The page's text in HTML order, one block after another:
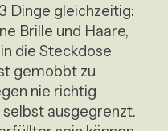
Dinge gleichzeitig:
Brille und Haare,
die Steckdose
gemobbt zu
nie richtig
ausgegrenzt.